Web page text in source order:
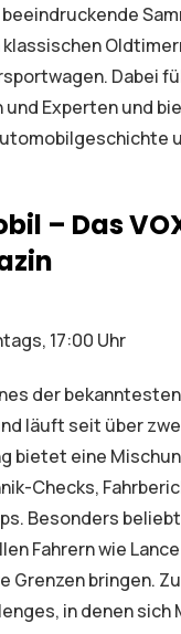
Dabei
und Experten und
– Das
17:00 Uhr
der
läuft seit über
bietet eine
Checks,
Besonders
Fahrern wie
Grenzen bringen.
in denen